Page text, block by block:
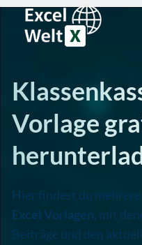
Vorlage
Hier findest du
Excel Vorlagen, mit
Beiträge und den